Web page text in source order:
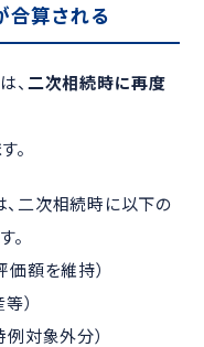
算される
、二次相続時に再度
。
二次相続時に以下の
。
価額を維持）
）
例対象外分）